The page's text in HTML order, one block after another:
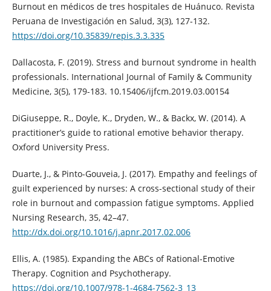
Burnout en médicos de tres hospitales de Huánuco. Revista
Peruana de Investigación en Salud, 3(3), 127-132.
https://doi.org/10.35839/repis.3.3.335
Dallacosta, F. (2019). Stress and burnout syndrome in health
professionals. International Journal of Family & Community
Medicine, 3(5), 179-183. 10.15406/ijfcm.2019.03.00154
DiGiuseppe, R., Doyle, K., Dryden, W., & Backx, W. (2014). A
practitioner’s guide to rational emotive behavior therapy.
Oxford University Press.
Duarte, J., & Pinto-Gouveia, J. (2017). Empathy and feelings of
guilt experienced by nurses: A cross-sectional study of their
role in burnout and compassion fatigue symptoms. Applied
Nursing Research, 35, 42–47.
http://dx.doi.org/10.1016/j.apnr.2017.02.006
Ellis, A. (1985). Expanding the ABCs of Rational-Emotive
Therapy. Cognition and Psychotherapy.
https://doi.org/10.1007/978-1-4684-7562-3_13